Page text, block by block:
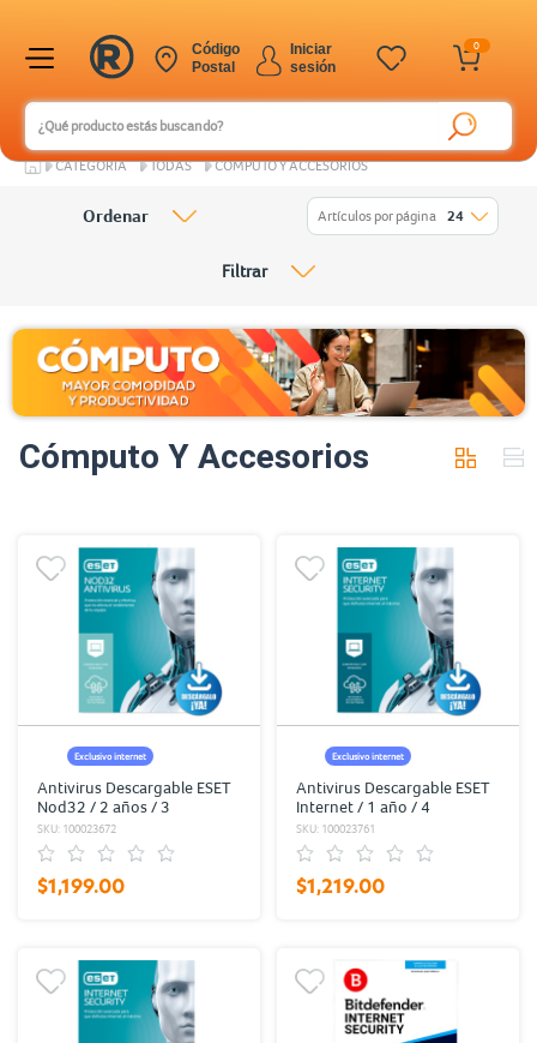
0
Iniciar
sesión
Código
Postal
CATEGORÍA TODAS CÓMPUTO Y ACCESORIOS
Cómputo Y Accesorios
Ordenar Artículos por página 24
Filtrar
Exclusivo internet
Antivirus Descargable ESET
Nod32 / 2 años / 3
dispositivos
SKU: 100023672
$1,199.00
Exclusivo internet
Antivirus Descargable ESET
Internet / 1 año / 4
dispositivos
SKU: 100023761
$1,219.00